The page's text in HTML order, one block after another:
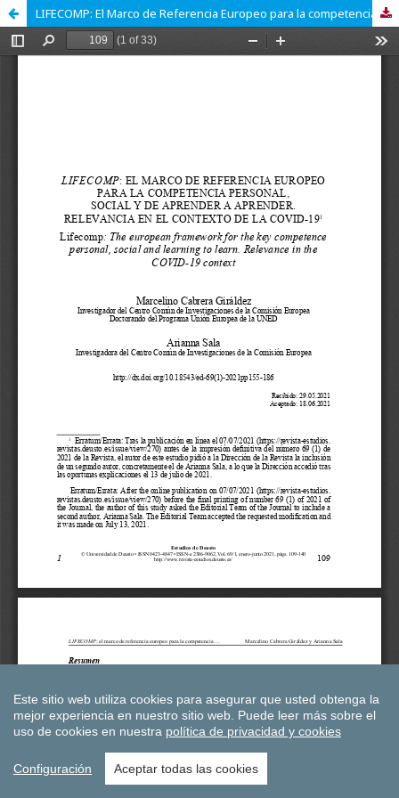
LIFECOMP: El Marco de Referencia Europeo para la competencia personal, social y de aprender a aprender. Relevancia en el contexto de la Covid-19
Este sitio web utiliza cookies para asegurar que usted obtenga la
mejor experiencia en nuestro sitio web. Puede leer más sobre el
uso de cookies en nuestra política de privacidad y cookies
Configuración Aceptar todas las cookies